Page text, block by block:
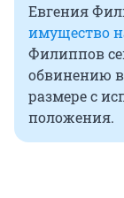
Евгения
имущество
Филиппов
обвинению
размере с
положения.